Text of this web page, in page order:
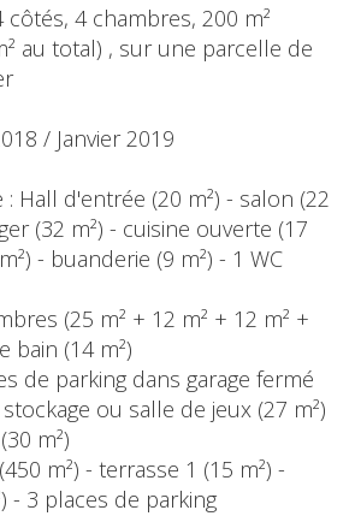
4 chambres, 200 m²
au total) , sur une parcelle de
/ Janvier 2019
: Hall d'entrée (20 m²) - salon (22
(32 m²) - cuisine ouverte (17
- buanderie (9 m²) - 1 WC
(25 m² + 12 m² + 12 m² +
bain (14 m²)
de parking dans garage fermé
stockage ou salle de jeux (27 m²)
m²)
m²) - terrasse 1 (15 m²) -
- 3 places de parking